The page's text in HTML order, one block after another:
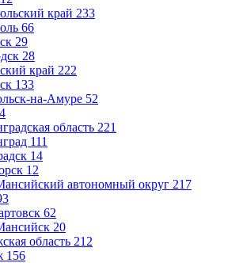
край 233
66
29
28
край 222
133
на-Амуре 52
4
область 221
111
14
12
автономный округ 217
62
20
область 212
156